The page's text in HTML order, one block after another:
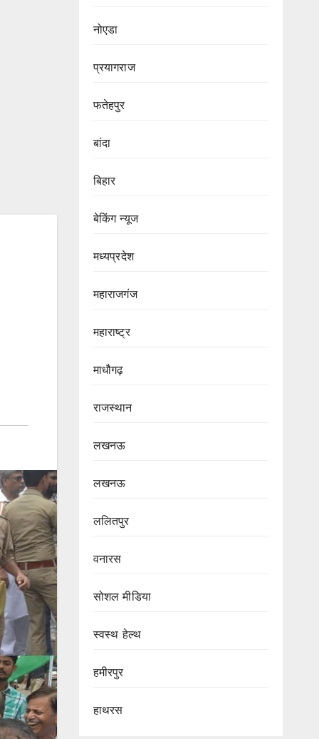
नोएडा
प्रयागराज
फतेहपुर
बांदा
बिहार
बेकिंग न्यूज
मध्यप्रदेश
महाराजगंज
महाराष्ट्र
माधौगढ़
राजस्थान
लखनऊ
लखनऊ
ललितपुर
वनारस
सोशल मीडिया
स्वस्थ हेल्थ
हमीरपुर
हाथरस